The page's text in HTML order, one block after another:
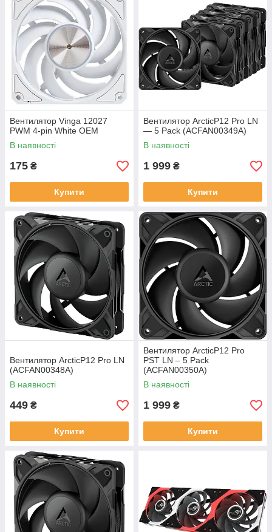
Вентилятор Vinga 12027
PWM 4-pin White ОЕМ
В наявності
175 ₴
Купити
Вентилятор ArcticP12 Pro LN
— 5 Pack (ACFAN00349A)
В наявності
1 999 ₴
Купити
Вентилятор ArcticP12 Pro LN
(ACFAN00348A)
В наявності
449 ₴
Купити
Вентилятор ArcticP12 Pro
PST LN – 5 Pack
(ACFAN00350A)
В наявності
1 999 ₴
Купити